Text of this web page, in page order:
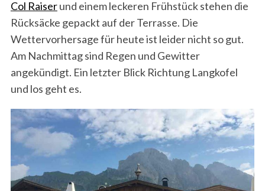
Col Raiserund einem leckeren Frühstück stehen die
Rücksäcke gepackt auf der Terrasse. Die
Wettervorhersage für heute ist leider nicht so gut.
Am Nachmittag sind Regen und Gewitter
angekündigt. Ein letzter Blick Richtung Langkofel
und los geht es.